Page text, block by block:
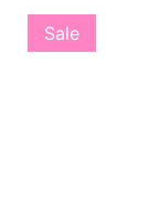
Sale